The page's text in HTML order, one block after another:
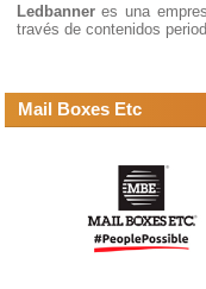
Ledbanner es una
través de contenidos
Mail Boxes Etc